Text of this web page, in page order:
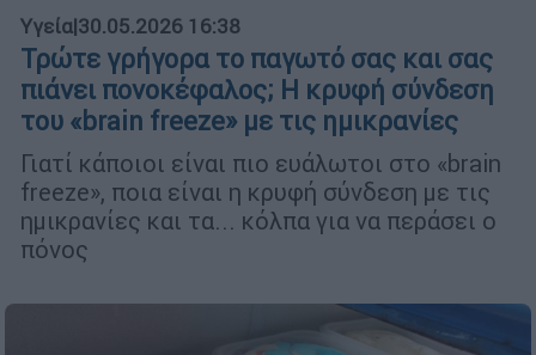
Υγεία|30.05.2026 16:38
Τρώτε γρήγορα το παγωτό σας και σας
πιάνει πονοκέφαλος; Η κρυφή σύνδεση
του «brain freeze» με τις ημικρανίες
Γιατί κάποιοι είναι πιο ευάλωτοι στο «brain
freeze», ποια είναι η κρυφή σύνδεση με τις
ημικρανίες και τα... κόλπα για να περάσει ο
πόνος